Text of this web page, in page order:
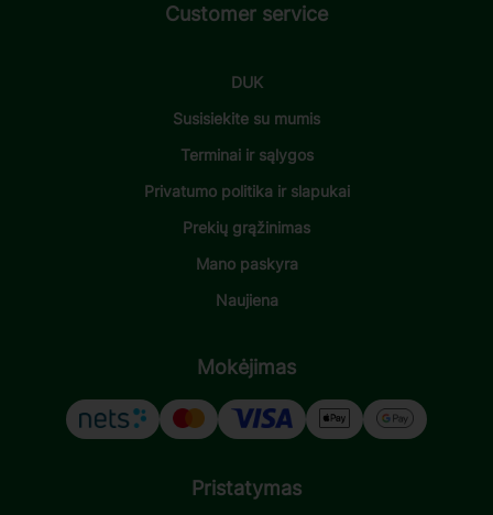
Customer service
DUK
Susisiekite su mumis
Terminai ir sąlygos
Privatumo politika ir slapukai
Prekių grąžinimas
Mano paskyra
Naujiena
Mokėjimas
Pristatymas